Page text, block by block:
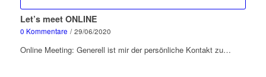
Let’s meet ONLINE
0 Kommentare / 29/06/2020
Online Meeting: Generell ist mir der persönliche Kontakt zu…